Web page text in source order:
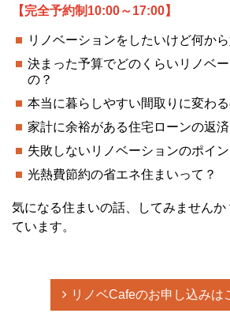
【完全予約制10:00～17:00】
リノベーションをしたいけど何か
決まった予算でどのくらいリノベ
の？
本当に暮らしやすい間取りに変わる
家計に余裕がある住宅ローンの返済
失敗しないリノベーションのポイン
光熱費節約の省エネ住まいって？
気になる住まいの話、してみません
ています。
リノベCafeのお申し込みは